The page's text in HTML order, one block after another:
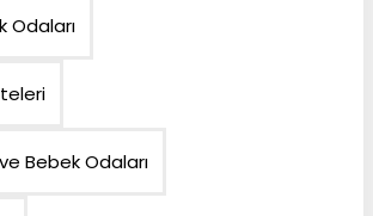
Odaları
Bebek Odaları